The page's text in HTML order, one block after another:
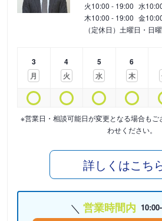
火10:00 - 19:00 水
木10:00 - 19:00 金
（定休日）土曜日・日
3
月
4
火
5
水
6
木
※営業日・相談可能日が変更となる場合も
わせください。
詳しくはこち
営業時間内